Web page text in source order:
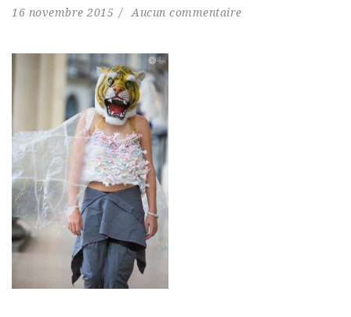
16 novembre 2015 Aucun commentaire